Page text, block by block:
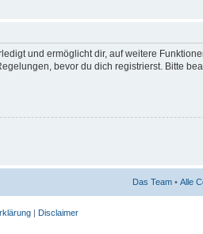
und ermöglicht dir, auf weitere
bevor du dich registrierst. Bitte
Das Team • Alle
| Disclaimer